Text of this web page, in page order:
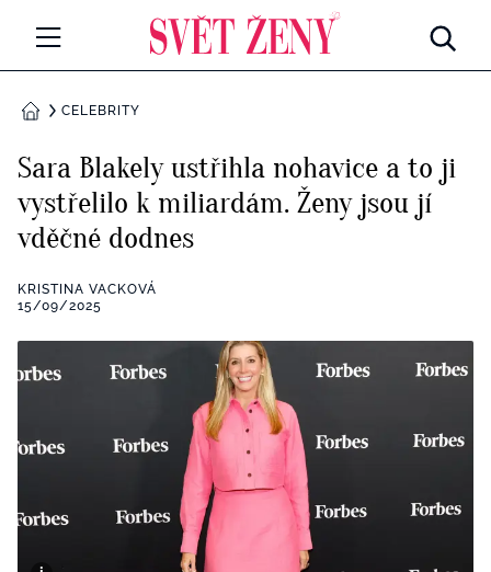
Všechny kategorie
Rozhovory
RETROHUBKY
Všechny kategorie
Seberozvoj
Všechny kategorie
ZÁBAVA
BYDLENÍ
Tvoření
BurdaMedia
Extra
SVĚT ŽENY - 599 KČ
DOMŮCELEBRITY
Sara Blakely ustřihla nohavice a to ji
vystřelilo k miliardám. Ženy jsou jí
vděčné dodnes
KRISTINA VACKOVÁ
15/09/2025